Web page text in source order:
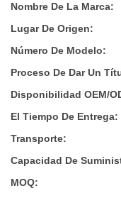
Nombre De La Marca:
Lugar De Origen:
Número De Modelo:
Proceso De Dar Un
Disponibilidad OEM/
El Tiempo De Entrega:
Transporte:
Capacidad De
MOQ: